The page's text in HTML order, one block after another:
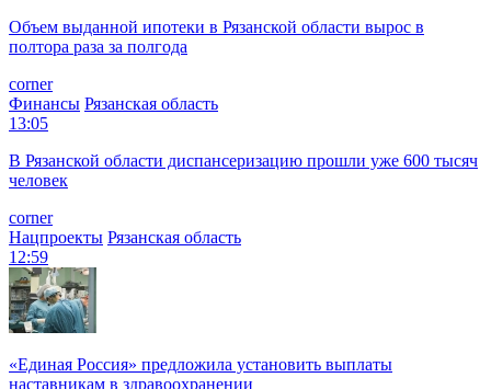
Объем выданной ипотеки в Рязанской области вырос в
полтора раза за полгода
corner
Финансы Рязанская область
13:05
В Рязанской области диспансеризацию прошли уже 600 тысяч
человек
corner
Нацпроекты Рязанская область
12:59
«Единая Россия» предложила установить выплаты
наставникам в здравоохранении